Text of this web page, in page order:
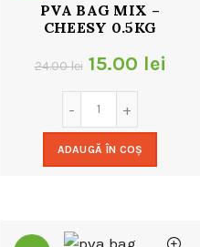
PVA BAG MIX –
CHEESY 0.5KG
24.00lei Prețul
inițial
a
fost:
15.00 lei
ADAUGĂ ÎN COȘ